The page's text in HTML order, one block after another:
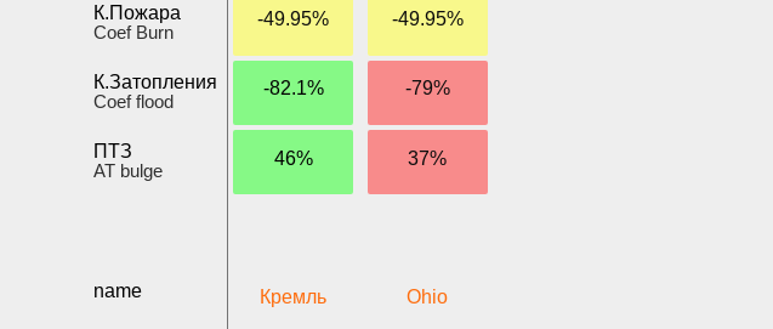
К.Пожара
Coef Burn
К.Затопления
Coef flood
ПТЗ
AT bulge
name
-49.95%
-82.1%
46%
Кремль
-49.95%
-79%
37%
Ohio